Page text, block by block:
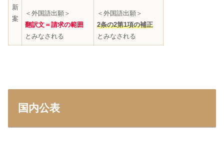
新
案
＜外国語出願＞
翻訳文＝請求の範囲
とみなされる
＜外国語出願＞
2条の2第1項の補正
とみなされる
国内公表